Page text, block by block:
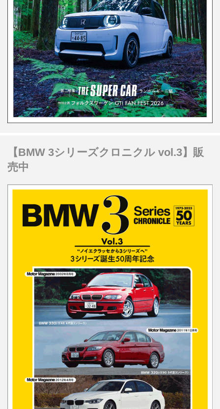
【BMW 3シリーズクロニクル vol.3】販
売中